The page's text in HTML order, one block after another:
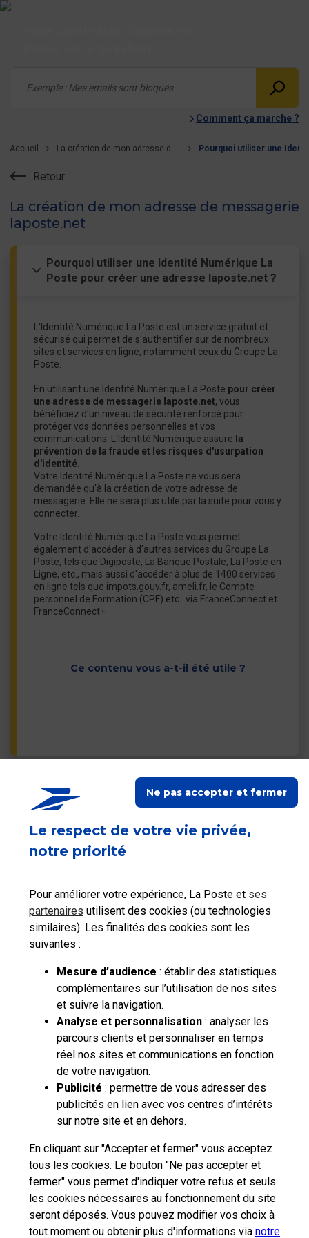
Le respect de votre vie privée,
notre priorité
Pour améliorer votre expérience, La Poste et ses
partenaires utilisent des cookies (ou technologies
similaires). Les finalités des cookies sont les
suivantes :
Mesure d’audience : établir des statistiques
complémentaires sur l’utilisation de nos sites
et suivre la navigation.
Analyse et personnalisation : analyser les
parcours clients et personnaliser en temps
réel nos sites et communications en fonction
de votre navigation.
Publicité : permettre de vous adresser des
publicités en lien avec vos centres d’intérêts
sur notre site et en dehors.
En cliquant sur "Accepter et fermer" vous acceptez
tous les cookies. Le bouton "Ne pas accepter et
fermer" vous permet d'indiquer votre refus et seuls
les cookies nécessaires au fonctionnement du site
seront déposés. Vous pouvez modifier vos choix à
tout moment ou obtenir plus d'informations via notre
Ne pas accepter et fermer
Comment ça marche ?
Accueil La création de mon adresse de messagerie laposte.net
Retour
La création de mon adresse de messagerie
laposte.net
Pourquoi utiliser une Identité Numérique La
Poste pour créer une adresse laposte.net ?
L'Identité Numérique La Poste est un service gratuit et
sécurisé qui permet de s'authentifier sur de nombreux
sites et services en ligne, notamment ceux du Groupe La
Poste.
En utilisant une Identité Numérique La Poste pour créer
une adresse de messagerie laposte.net, vous
bénéficiez d'un niveau de sécurité renforcé pour
protéger vos données personnelles et vos
communications. L'Identité Numérique assure la
prévention de la fraude et les risques d'usurpation
d'identité.
Votre Identité Numérique La Poste ne vous sera
demandée qu'à la création de votre adresse de
messagerie. Elle ne sera plus utile par la suite pour vous y
connecter.
Votre Identité Numérique La Poste vous permet
également d'accéder à d'autres services du Groupe La
Poste, tels que Digiposte, La Banque Postale, La Poste en
Ligne, etc., mais aussi d'accéder à plus de 1400 services
en ligne tels que impots.gouv.fr, ameli.fr, le Compte
personnel de Formation (CPF) etc…via FranceConnect et
FranceConnect+
Ce contenu vous a-t-il été utile ?
Contacter les autres services du Groupe La